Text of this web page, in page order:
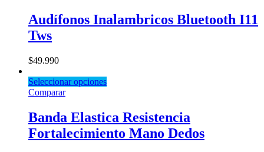
Audífonos Inalambricos Bluetooth I11
Tws
$49.990
Seleccionar opciones
Comparar
Banda Elastica Resistencia
Fortalecimiento Mano Dedos